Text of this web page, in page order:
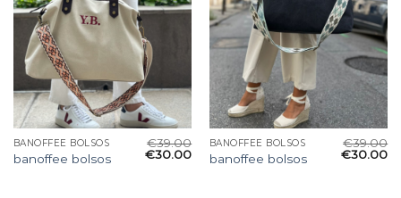
BANOFFEE BOLSOS
banoffee bolsos
€39.00
€30.00
BANOFFEE BOLSOS
banoffee bolsos
€39.00
€30.00